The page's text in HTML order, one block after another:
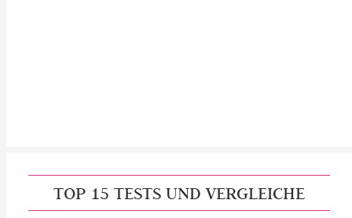
TOP 15 TESTS UND VERGLEICHE